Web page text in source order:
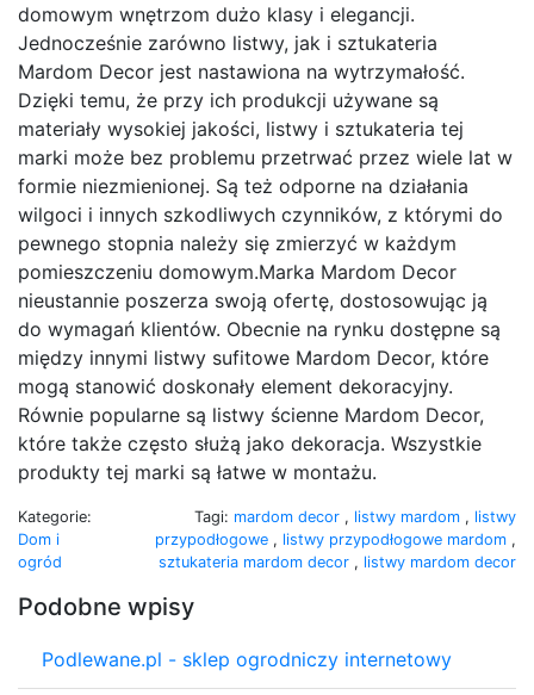
domowym wnętrzom dużo klasy i elegancji.
Jednocześnie zarówno listwy, jak i sztukateria
Mardom Decor jest nastawiona na wytrzymałość.
Dzięki temu, że przy ich produkcji używane są
materiały wysokiej jakości, listwy i sztukateria tej
marki może bez problemu przetrwać przez wiele lat w
formie niezmienionej. Są też odporne na działania
wilgoci i innych szkodliwych czynników, z którymi do
pewnego stopnia należy się zmierzyć w każdym
pomieszczeniu domowym.Marka Mardom Decor
nieustannie poszerza swoją ofertę, dostosowując ją
do wymagań klientów. Obecnie na rynku dostępne są
między innymi listwy sufitowe Mardom Decor, które
mogą stanowić doskonały element dekoracyjny.
Równie popularne są listwy ścienne Mardom Decor,
które także często służą jako dekoracja. Wszystkie
produkty tej marki są łatwe w montażu.
Kategorie:
Dom i
ogród
Tagi: mardom decor , listwy mardom , listwy
przypodłogowe , listwy przypodłogowe mardom ,
sztukateria mardom decor , listwy mardom decor
Podobne wpisy
Podlewane.pl - sklep ogrodniczy internetowy